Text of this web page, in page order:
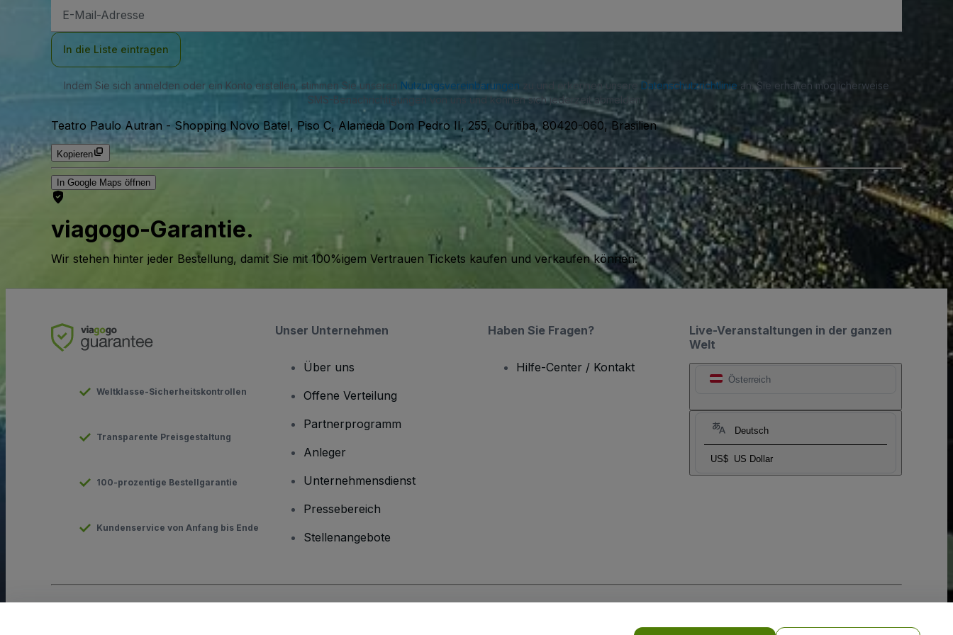
Mail-
In die Liste eintragen
Indem Sie sich anmelden oder ein Konto erstellen, stimmen Sie unseren Nutzungsvereinbarungen zu und erkennen unsere Datenschutzrichtlinie an. Sie erhalten möglicherweise
SMS-Benachrichtigungen von uns und können sich jederzeit abmelden.
Teatro Paulo Autran - Shopping Novo Batel, Piso C, Alameda Dom Pedro II, 255, Curitiba, 80420-060, Brasilien
Kopieren
In Google Maps öffnen
viagogo-Garantie.
Wir stehen hinter jeder Bestellung, damit Sie mit 100%igem Vertrauen Tickets kaufen und verkaufen können.
Live-Veranstaltungen in der ganzen
Welt
Österreich
Deutsch
US$ US Dollar
Weltklasse-Sicherheitskontrollen
Transparente Preisgestaltung
100-prozentige Bestellgarantie
Kundenservice von Anfang bis Ende
Unser Unternehmen
Über uns
Offene Verteilung
Partnerprogramm
Anleger
Unternehmensdienst
Pressebereich
Stellenangebote
Haben Sie Fragen?
Hilfe-Center / Kontakt
Cookie-RichtlinieundDatenschutzrichtlinie für Mobilanwendungen